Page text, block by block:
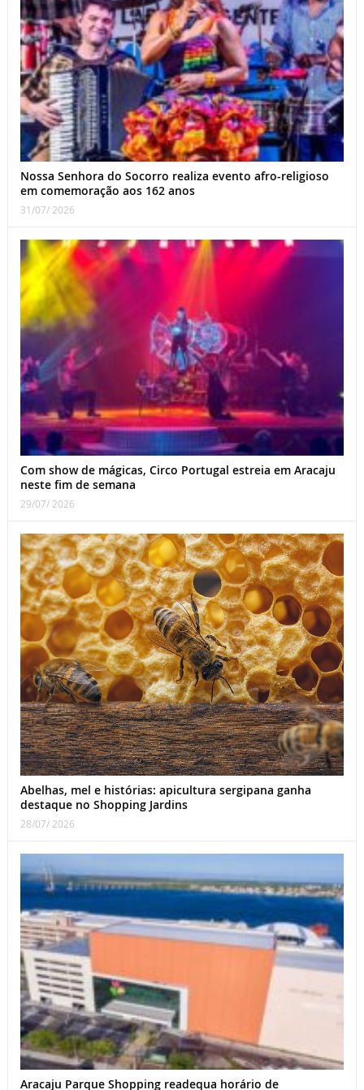
Nossa Senhora do Socorro realiza evento afro-religioso
em comemoração aos 162 anos
31/07/ 2026
Com show de mágicas, Circo Portugal estreia em Aracaju
neste fim de semana
29/07/ 2026
Abelhas, mel e histórias: apicultura sergipana ganha
destaque no Shopping Jardins
28/07/ 2026
Aracaju Parque Shopping readequa horário de